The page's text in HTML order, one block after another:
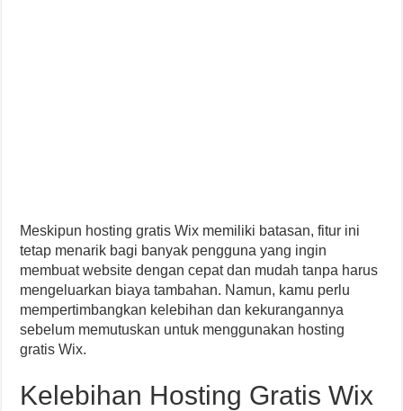
Meskipun hosting gratis Wix memiliki batasan, fitur ini
tetap menarik bagi banyak pengguna yang ingin
membuat website dengan cepat dan mudah tanpa harus
mengeluarkan biaya tambahan. Namun, kamu perlu
mempertimbangkan kelebihan dan kekurangannya
sebelum memutuskan untuk menggunakan hosting
gratis Wix.
Kelebihan Hosting Gratis Wix